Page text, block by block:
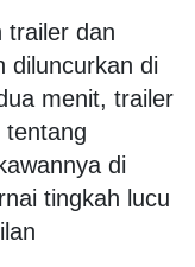
trailer dan
diluncurkan di
menit, trailer
tentang
di
tingkah lucu